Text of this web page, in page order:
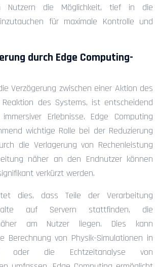
Nutzern die Möglichkeit, tief in die
für maximale Kontrolle und
durch Edge Computing-
Verzögerung zwischen einer Aktion des
des Systems, ist entscheidend
Erlebnisse. Edge Computing
wichtige Rolle bei der Reduzierung
die Verlagerung von Rechenleistung
näher an den Endnutzer können
verkürzt werden.
dies, dass Teile der Verarbeitung
auf Servern stattfinden, die
am Nutzer liegen. Dies kann
Berechnung von Physik-Simulationen in
oder die Echtzeitanalyse von